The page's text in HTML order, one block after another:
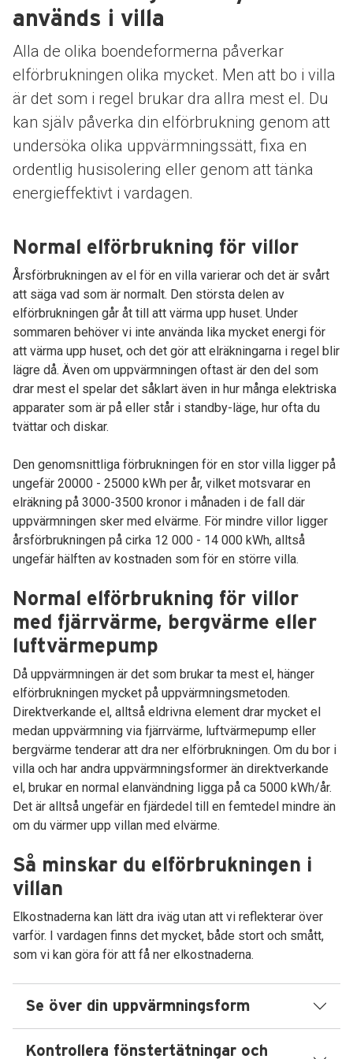
används i villa
Alla de olika boendeformerna påverkar
elförbrukningen olika mycket. Men att bo i villa
är det som i regel brukar dra allra mest el. Du
kan själv påverka din elförbrukning genom att
undersöka olika uppvärmningssätt, fixa en
ordentlig husisolering eller genom att tänka
energieffektivt i vardagen.
Normal elförbrukning för villor
Årsförbrukningen av el för en villa varierar och det är svårt
att säga vad som är normalt. Den största delen av
elförbrukningen går åt till att värma upp huset. Under
sommaren behöver vi inte använda lika mycket energi för
att värma upp huset, och det gör att elräkningarna i regel blir
lägre då. Även om uppvärmningen oftast är den del som
drar mest el spelar det såklart även in hur många elektriska
apparater som är på eller står i standby-läge, hur ofta du
tvättar och diskar.
Den genomsnittliga förbrukningen för en stor villa ligger på
ungefär 20000 - 25000 kWh per år, vilket motsvarar en
elräkning på 3000-3500 kronor i månaden i de fall där
uppvärmningen sker med elvärme. För mindre villor ligger
årsförbrukningen på cirka 12 000 - 14 000 kWh, alltså
ungefär hälften av kostnaden som för en större villa.
Normal elförbrukning för villor
med fjärrvärme, bergvärme eller
luftvärmepump
Då uppvärmningen är det som brukar ta mest el, hänger
elförbrukningen mycket på uppvärmningsmetoden.
Direktverkande el, alltså eldrivna element drar mycket el
medan uppvärmning via fjärrvärme, luftvärmepump eller
bergvärme tenderar att dra ner elförbrukningen. Om du bor i
villa och har andra uppvärmningsformer än direktverkande
el, brukar en normal elanvändning ligga på ca 5000 kWh/år.
Det är alltså ungefär en fjärdedel till en femtedel mindre än
om du värmer upp villan med elvärme.
Så minskar du elförbrukningen i
villan
Elkostnaderna kan lätt dra iväg utan att vi reflekterar över
varför. I vardagen finns det mycket, både stort och smått,
som vi kan göra för att få ner elkostnaderna.
Se över din uppvärmningsform
Kontrollera fönstertätningar och